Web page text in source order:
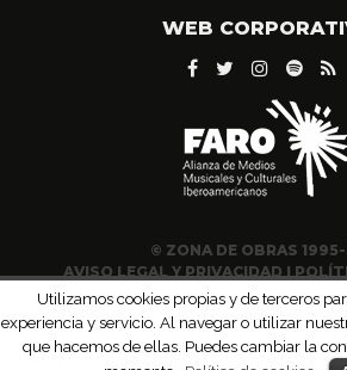
WEB
© ZONA DE OBRAS
AVISO LEGAL Y PRIVACIDAD |
Utilizamos cookies propias y de terceros
experiencia y servicio. Al navegar o utilizar
que hacemos de ellas. Puedes cambiar la